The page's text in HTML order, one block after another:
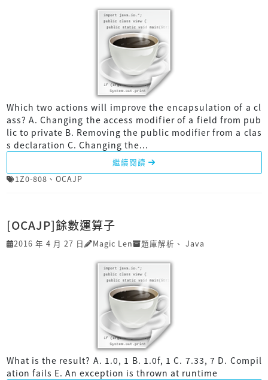
Which two actions will improve the encapsulation of a cl
ass? A. Changing the access modifier of a field from pub
lic to private B. Removing the public modifier from a clas
s declaration C. Changing the...
繼續閱讀
1Z0-808 、 OCAJP
[OCAJP]餘數運算子
2016 年 4 月 27 日 Magic Len 題庫解析 、 Java
What is the result? A. 1.0, 1 B. 1.0f, 1 C. 7.33, 7 D. Compil
ation fails E. An exception is thrown at runtime